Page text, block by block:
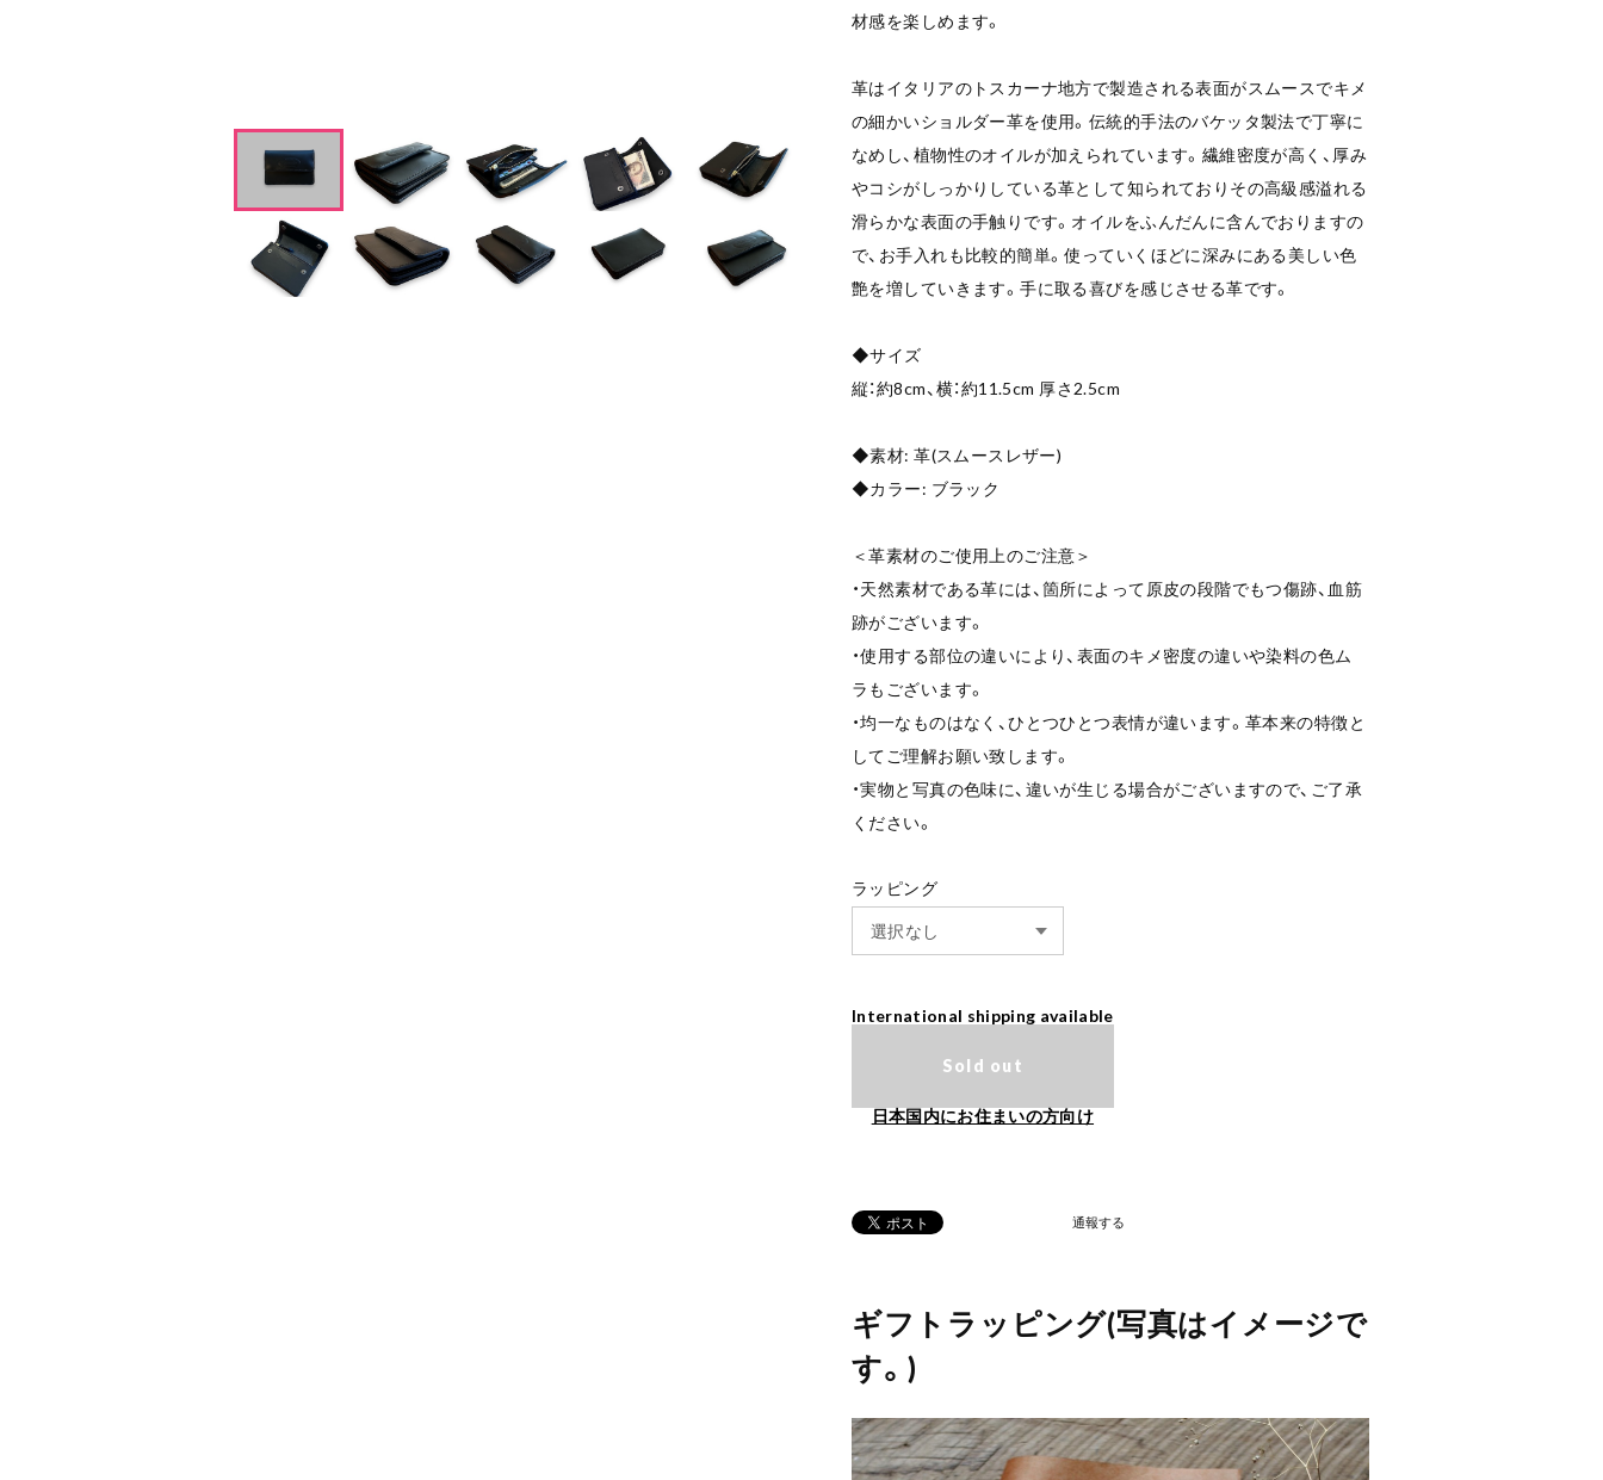
材感を楽しめます。
革はイタリアのトスカーナ地方で製造される表面がスムースでキメ
の細かいショルダー革を使用。伝統的手法のバケッタ製法で丁寧に
なめし、植物性のオイルが加えられています。繊維密度が高く、厚み
やコシがしっかりしている革として知られておりその高級感溢れる
滑らかな表面の手触りです。オイルをふんだんに含んでおりますの
で、お手入れも比較的簡単。使っていくほどに深みにある美しい色
艶を増していきます。手に取る喜びを感じさせる革です。
◆サイズ
縦：約8cm、横：約11.5cm 厚さ2.5cm
◆素材: 革(スムースレザー)
◆カラー: ブラック
＜革素材のご使用上のご注意＞
・天然素材である革には、箇所によって原皮の段階でもつ傷跡、血筋
跡がございます。
・使用する部位の違いにより、表面のキメ密度の違いや染料の色ム
ラもございます。
・均一なものはなく、ひとつひとつ表情が違います。革本来の特徴と
してご理解お願い致します。
・実物と写真の色味に、違いが生じる場合がございますので、ご了承
ください。
ラッピング
International shipping available
Sold out
日本国内にお住まいの方向け
通報する
ギフトラッピング(写真はイメージで
す。)